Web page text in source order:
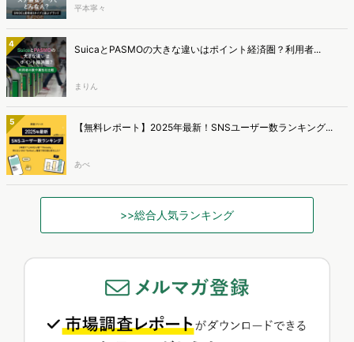
平本寧々
4 SuicaとPASMOの大きな違いはポイント経済圏？利用者...
まりん
5 【無料レポート】2025年最新！SNSユーザー数ランキング...
あべ
>>総合人気ランキング